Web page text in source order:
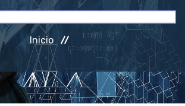
Inicio